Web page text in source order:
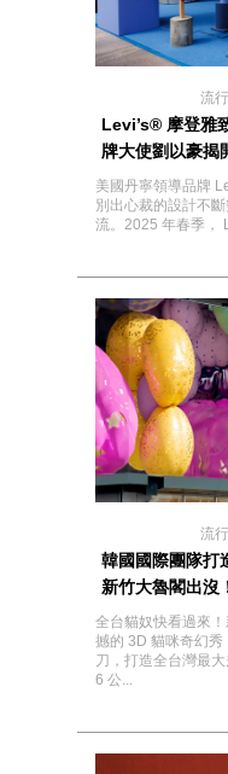
流
Levi’s® 摩登雅
牌大使劉以豪揭
美國丹寧領導品牌
別出心裁的設計不
流。2025 年春季，
流
韓國國際團隊打
新竹大魯閣出沒
全台貓奴快看過來
撼的 3D 貓咪奇幻
刀，打造全台灣最
6 公...